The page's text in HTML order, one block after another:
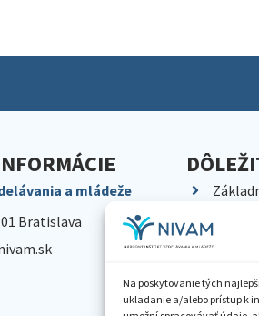
Na poskytovanie tých
ukladanie a/alebo prístup k
a mládeže
Bratislava
Kariéra